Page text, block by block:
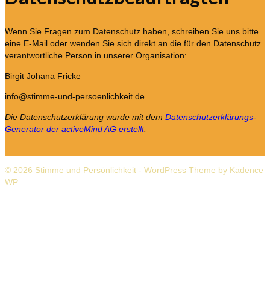
Wenn Sie Fragen zum Datenschutz haben, schreiben Sie uns bitte
eine E-Mail oder wenden Sie sich direkt an die für den Datenschutz
verantwortliche Person in unserer Organisation:
Birgit Johana Fricke
info@stimme-und-persoenlichkeit.de
Die Datenschutzerklärung wurde mit dem Datenschutzerklärungs-
Generator der activeMind AG erstellt.
© 2026 Stimme und Persönlichkeit - WordPress Theme by Kadence
WP